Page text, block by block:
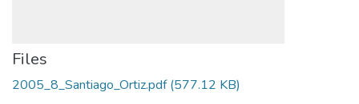
Files
2005_8_Santiago_Ortiz.pdf(577.12 KB)